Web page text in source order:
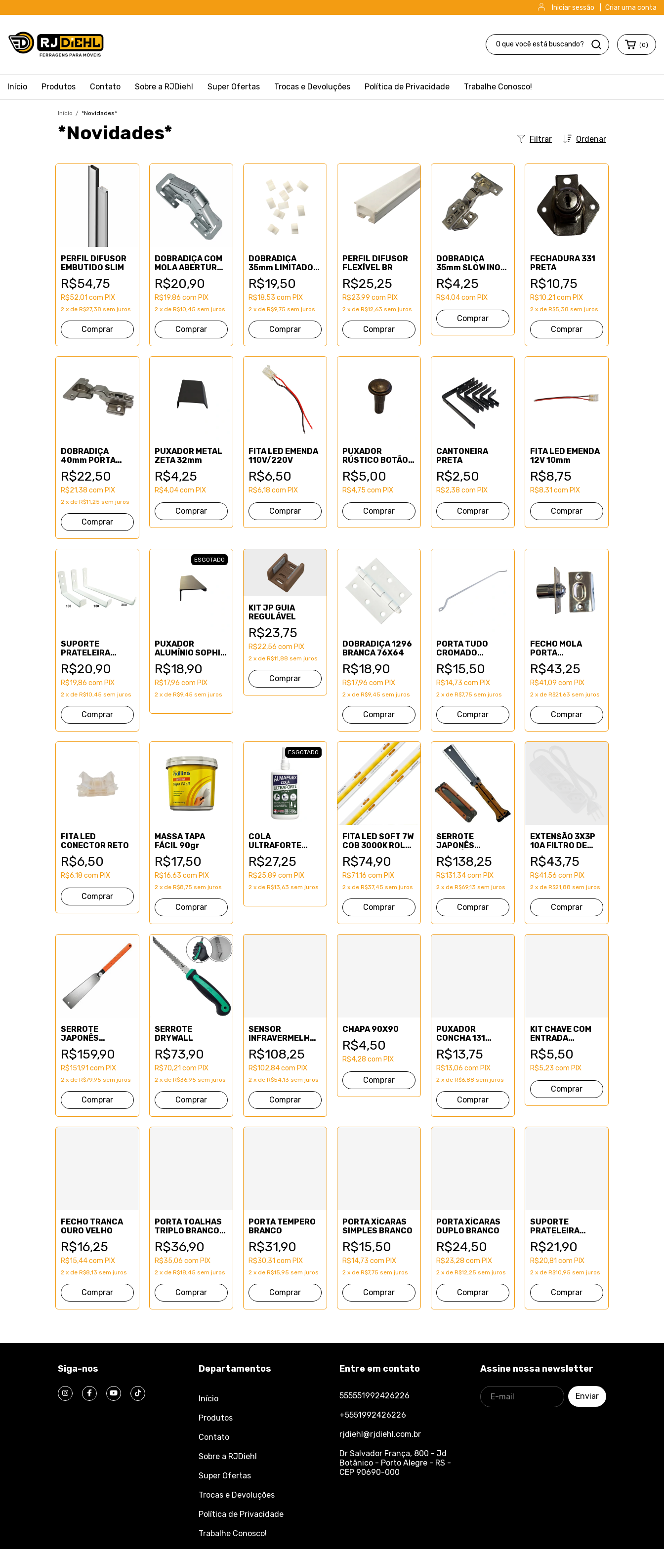
Iniciar sessão Criar uma conta
(0)
Início Produtos Contato Sobre a RJDiehl Super Ofertas Trocas e Devoluções Política de Privacidade Trabalhe Conosco!
Início / *Novidades*
*Novidades* Ordenar
Filtrar
PERFIL DIFUSOR
EMBUTIDO SLIM
R$54,75
R$52,01 com PIX
2 x de R$27,38 sem juros
Comprar
DOBRADIÇA COM
MOLA ABERTURA
90 GRAUS
R$20,90
R$19,86 com PIX
2 x de R$10,45 sem juros
DOBRADIÇA
35mm LIMITADOR
ANGULO
R$19,50
R$18,53 com PIX
2 x de R$9,75 sem juros
PERFIL DIFUSOR
FLEXÍVEL BR
R$25,25
R$23,99 com PIX
2 x de R$12,63 sem juros
DOBRADIÇA
35mm SLOW INOX
SUPER ALTA
R$4,25
R$4,04com PIX
FECHADURA 331
PRETA
R$10,75
R$10,21 com PIX
2 x de R$5,38 sem juros
DOBRADIÇA
40mm PORTA
GROSSA
CURVA/ALTA
R$22,50
R$21,38 com PIX
2 x de R$11,25 sem juros
PUXADOR METAL
ZETA 32mm
R$4,25
R$4,04com PIX
Comprar
FITA LED EMENDA
110V/220V
R$6,50
R$6,18 com PIX
PUXADOR
RÚSTICO BOTÃO
OURO VELHO
R$5,00
R$4,75 com PIX
CANTONEIRA
PRETA
R$2,50
R$2,38 com PIX
Comprar
FITA LED EMENDA
12V 10mm
R$8,75
R$8,31 com PIX
Comprar
SUPORTE
PRATELEIRA
INVERSO BRANCO
R$20,90
R$19,86 com PIX
2 x de R$10,45 sem juros
Comprar
ESGOTADO
PUXADOR
ALUMÍNIO SOPHIA
BRONZE 128mm
R$18,90
R$17,96 com PIX
2 x de R$9,45 sem juros
KIT JP GUIA
REGULÁVEL
R$23,75
R$22,56 com PIX
2 x de R$11,88 sem juros
Comprar
DOBRADIÇA 1296
BRANCA 76X64
R$18,90
R$17,96 com PIX
2 x de R$9,45 sem juros
PORTA TUDO
CROMADO
BRANCO
R$15,50
R$14,73 com PIX
2 x de R$7,75 sem juros
FECHO MOLA
PORTA
PIVOTANTE
R$43,25
R$41,09 com PIX
2 x de R$21,63 sem juros
FITA LED
CONECTOR RETO
R$6,50
R$6,18 com PIX
Comprar
MASSA TAPA
FÁCIL 90gr
R$17,50
R$16,63 com PIX
2 x de R$8,75 sem juros
ESGOTADO
COLA
ULTRAFORTE
400gr
R$27,25
R$25,89 com PIX
2 x de R$13,63 sem juros
FITA LED SOFT 7W
COB 3000K ROLO
COM 5m
R$74,90
R$71,16 com PIX
2 x de R$37,45 sem juros
Comprar
SERROTE
JAPONÊS
DOBRÁVEL
R$138,25
R$131,34com PIX
2 x de R$69,13 sem juros
EXTENSÃO 3X3P
10A FILTRO DE
LINHA
R$43,75
R$41,56 com PIX
2 x de R$21,88 sem juros
SERROTE
JAPONÊS
GYOKUCHO
R$159,90
R$151,91 com PIX
2 x de R$79,95 sem juros
SERROTE
DRYWALL
R$73,90
R$70,21 com PIX
2 x de R$36,95 sem juros
SENSOR
INFRAVERMELHO
DUPLO
R$108,25
R$102,84com PIX
2 x de R$54,13 sem juros
CHAPA 90X90
R$4,50
R$4,28 com PIX
PUXADOR
CONCHA 131
PRETO
R$13,75
R$13,06 com PIX
2 x de R$6,88 sem juros
KIT CHAVE COM
ENTRADA
COLONIAL
R$5,50
R$5,23 com PIX
FECHO TRANCA
OURO VELHO
R$16,25
R$15,44com PIX
2 x de R$8,13 sem juros
PORTA TOALHAS
TRIPLO BRANCO
SEM TRILHO
R$36,90
R$35,06 com PIX
2 x de R$18,45 sem juros
PORTA TEMPERO
BRANCO
R$31,90
R$30,31 com PIX
2 x de R$15,95 sem juros
Comprar
PORTA XÍCARAS
SIMPLES BRANCO
R$15,50
R$14,73 com PIX
2 x de R$7,75 sem juros
PORTA XÍCARAS
DUPLO BRANCO
R$24,50
R$23,28 com PIX
2 x de R$12,25 sem juros
SUPORTE
PRATELEIRA
INVISÍVEL "T"
R$21,90
R$20,81 com PIX
2 x de R$10,95 sem juros
Siga-nos Departamentos
Início
Produtos
Contato
Sobre a RJDiehl
Super Ofertas
Trocas e Devoluções
Política de Privacidade
Trabalhe Conosco!
Entre em contato
555551992426226
+5551992426226
rjdiehl@rjdiehl.com.br
Dr Salvador França, 800 - Jd
Botânico - Porto Alegre - RS -
CEP 90690-000
Assine nossa newsletter